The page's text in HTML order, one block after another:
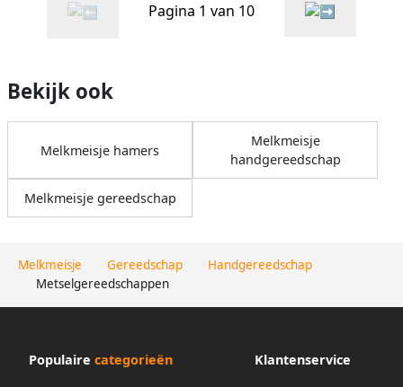
Melkmeisje Gereedschap
Handgereedschap
Metselgereedschappen
Pagina 1 van 10
Bekijk ook
Melkmeisje hamers
Melkmeisje
handgereedschap
Melkmeisje gereedschap
Populaire categorieën Klantenservice